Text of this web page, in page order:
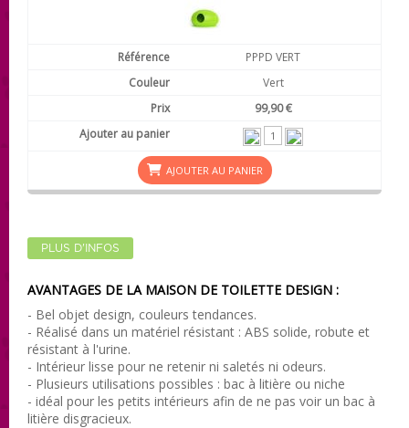
PPPD VERT
Vert
99,90 €
AJOUTER AU PANIER
PLUS D'INFOS
AVANTAGES DE LA MAISON DE TOILETTE DESIGN :
- Bel objet design, couleurs tendances.
- Réalisé dans un matériel résistant : ABS solide, robute et
résistant à l'urine.
- Intérieur lisse pour ne retenir ni saletés ni odeurs.
- Plusieurs utilisations possibles : bac à litière ou niche
- idéal pour les petits intérieurs afin de ne pas voir un bac à
litière disgracieux.